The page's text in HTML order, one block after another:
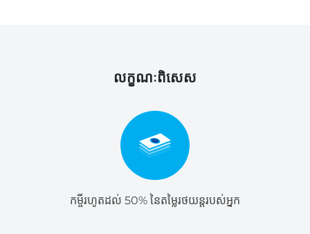
លក្ខណៈពិសេស
កម្ចីរហូតដល់ 50% នៃតម្លៃរថយន្តរបស់អ្នក